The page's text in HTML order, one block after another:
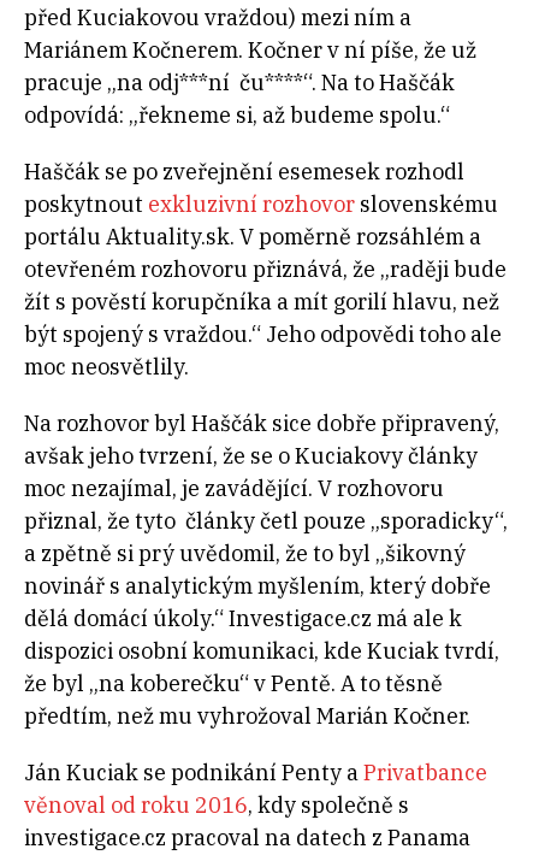
před Kuciakovou vraždou) mezi ním a
Mariánem Kočnerem. Kočner v ní píše, že už
pracuje „na odj***ní ču****“. Na to Haščák
odpovídá: „řekneme si, až budeme spolu.“
Haščák se po zveřejnění esemesek rozhodl
poskytnout exkluzivní rozhovor slovenskému
portálu Aktuality.sk. V poměrně rozsáhlém a
otevřeném rozhovoru přiznává, že „raději bude
žít s pověstí korupčníka a mít gorilí hlavu, než
být spojený s vraždou.“ Jeho odpovědi toho ale
moc neosvětlily.
Na rozhovor byl Haščák sice dobře připravený,
avšak jeho tvrzení, že se o Kuciakovy články
moc nezajímal, je zavádějící. V rozhovoru
přiznal, že tyto články četl pouze „sporadicky“,
a zpětně si prý uvědomil, že to byl „šikovný
novinář s analytickým myšlením, který dobře
dělá domácí úkoly.“ Investigace.cz má ale k
dispozici osobní komunikaci, kde Kuciak tvrdí,
že byl „na koberečku“ v Pentě. A to těsně
předtím, než mu vyhrožoval Marián Kočner.
Ján Kuciak se podnikání Penty a Privatbance
věnoval od roku 2016, kdy společně s
investigace.cz pracoval na datech z Panama